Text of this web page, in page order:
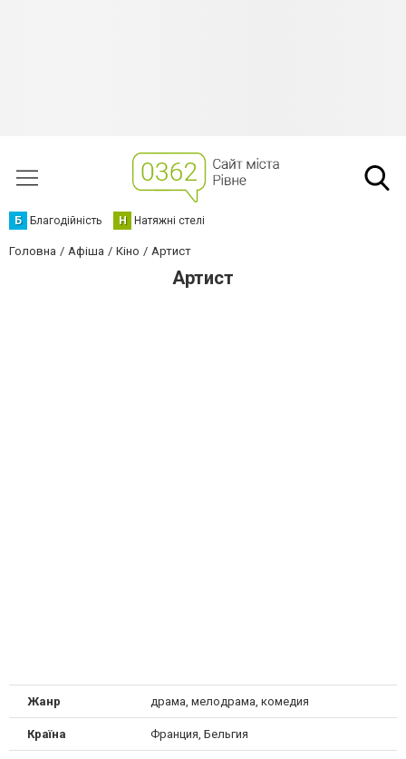
Б Благодійність Н Натяжні стелі
Головна Афіша Кіно Артист
Артист
Жанр драма, мелодрама, комедия
Країна Франция, Бельгия